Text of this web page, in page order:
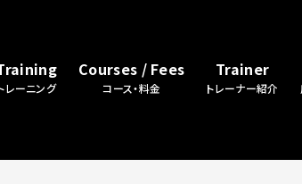
レーニング
Courses / Fees
コース・料金
Trainer
トレーナー紹介